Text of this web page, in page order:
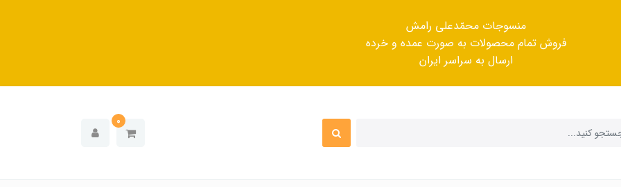
منسوجات محمّدعلی رامش
فروش تمام محصولات به صورت عمده و خرده
ارسال به سراسر ایران
0